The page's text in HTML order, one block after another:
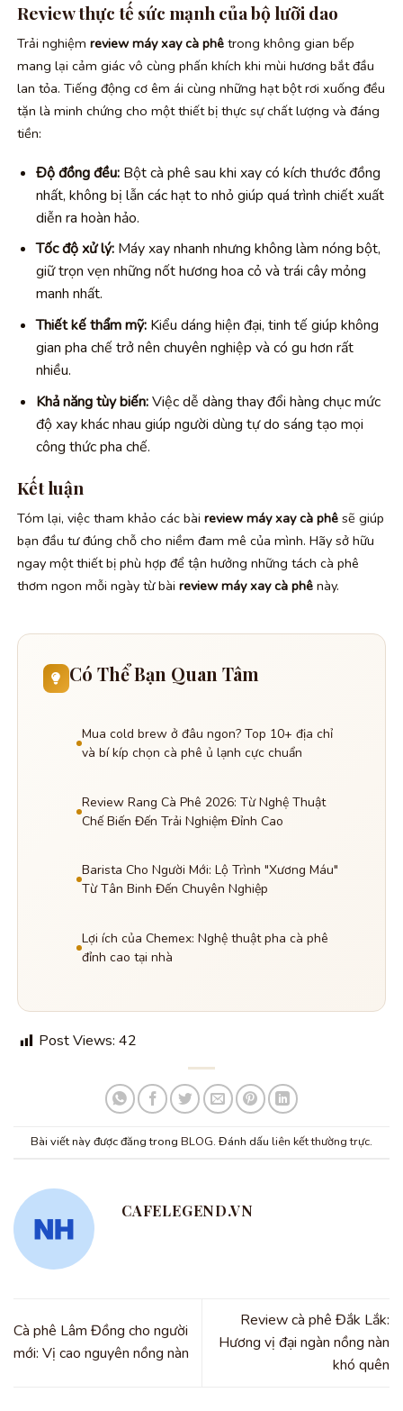
Review thực tế sức mạnh của bộ lưỡi dao
Trải nghiệm review máy xay cà phê trong không gian bếp
mang lại cảm giác vô cùng phấn khích khi mùi hương bắt đầu
lan tỏa. Tiếng động cơ êm ái cùng những hạt bột rơi xuống đều
tặn là minh chứng cho một thiết bị thực sự chất lượng và đáng
tiền:
Độ đồng đều:Bột cà phê sau khi xay có kích thước đồng
nhất, không bị lẫn các hạt to nhỏ giúp quá trình chiết xuất
diễn ra hoàn hảo.
Tốc độ xử lý:Máy xay nhanh nhưng không làm nóng bột,
giữ trọn vẹn những nốt hương hoa cỏ và trái cây mỏng
manh nhất.
Thiết kế thẩm mỹ:Kiểu dáng hiện đại, tinh tế giúp không
gian pha chế trở nên chuyên nghiệp và có gu hơn rất
nhiều.
Khả năng tùy biến:Việc dễ dàng thay đổi hàng chục mức
độ xay khác nhau giúp người dùng tự do sáng tạo mọi
công thức pha chế.
Kết luận
Tóm lại, việc tham khảo các bài review máy xay cà phê sẽ giúp
bạn đầu tư đúng chỗ cho niềm đam mê của mình. Hãy sở hữu
ngay một thiết bị phù hợp để tận hưởng những tách cà phê
thơm ngon mỗi ngày từ bài review máy xay cà phê này.
Có Thể Bạn Quan Tâm
Mua cold brew ở đâu ngon? Top 10+ địa chỉ
và bí kíp chọn cà phê ủ lạnh cực chuẩn
Review Rang Cà Phê 2026: Từ Nghệ Thuật
Chế Biến Đến Trải Nghiệm Đỉnh Cao
Barista Cho Người Mới: Lộ Trình "Xương Máu"
Từ Tân Binh Đến Chuyên Nghiệp
Lợi ích của Chemex: Nghệ thuật pha cà phê
đỉnh cao tại nhà
Post Views: 42
Bài viết này được đăng trong BLOG. Đánh dấu liên kết thường trực.
CAFELEGEND.VN
Cà phê Lâm Đồng cho người
mới: Vị cao nguyên nồng nàn
Review cà phê Đắk Lắk:
Hương vị đại ngàn nồng nàn
khó quên